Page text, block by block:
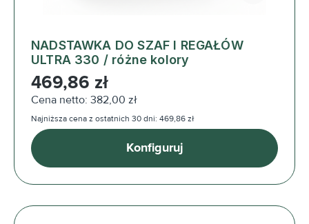
NADSTAWKA DO SZAF I REGAŁÓW
ULTRA 330 / różne kolory
Cena regularna:
469,86 zł
Cena netto: 382,00 zł
Najniższa cena z ostatnich 30 dni: 469,86 zł
Konfiguruj